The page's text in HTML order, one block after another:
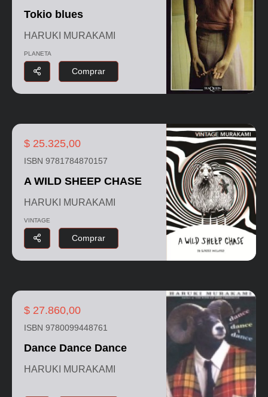
Tokio blues
HARUKI MURAKAMI
PLANETA
Comprar
$ 25.325,00
ISBN 9781784870157
A WILD SHEEP CHASE
HARUKI MURAKAMI
VINTAGE
Comprar
$ 27.860,00
ISBN 9780099448761
Dance Dance Dance
HARUKI MURAKAMI